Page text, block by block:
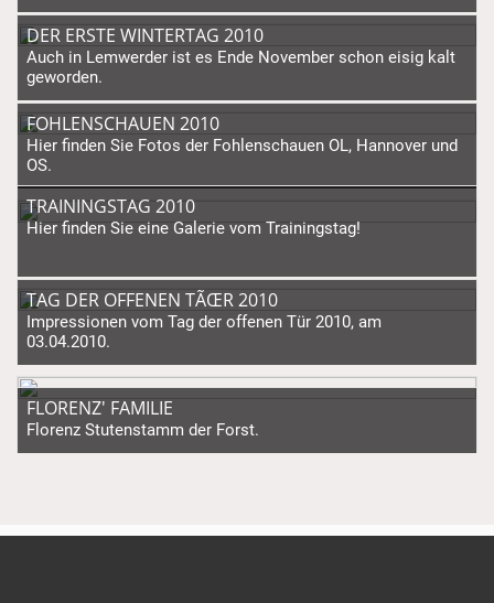
DER ERSTE WINTERTAG 2010
Auch in Lemwerder ist es Ende November schon eisig kalt
geworden.
FOHLENSCHAUEN 2010
Hier finden Sie Fotos der Fohlenschauen OL, Hannover und
OS.
TRAININGSTAG 2010
Hier finden Sie eine Galerie vom Trainingstag!
TAG DER OFFENEN TÃŒR 2010
Impressionen vom Tag der offenen Tür 2010, am
03.04.2010.
FLORENZ' FAMILIE
Florenz Stutenstamm der Forst.